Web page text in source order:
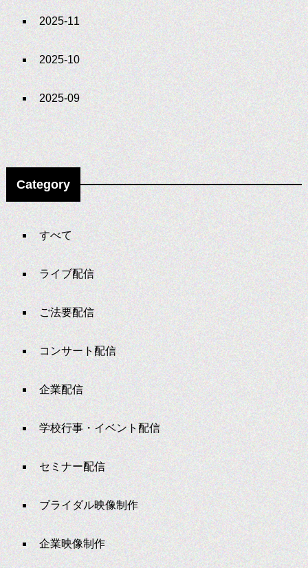
2025-11
2025-10
2025-09
Category
すべて
ライブ配信
ご法要配信
コンサート配信
企業配信
学校行事・イベント配信
セミナー配信
ブライダル映像制作
企業映像制作